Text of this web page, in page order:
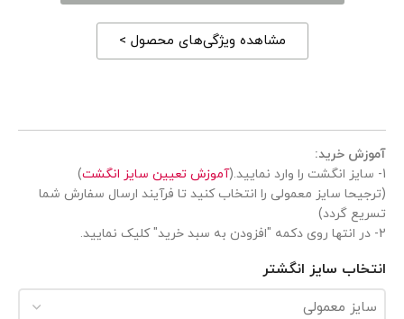
مشاهده ویژگی‌های محصول >
خرید:
آموزش تعیین سایز انگشت )
سایز معمولی را انتخاب کنید تا فرآیند ارسال سفارش شما
گردد)
سایز انگشتر